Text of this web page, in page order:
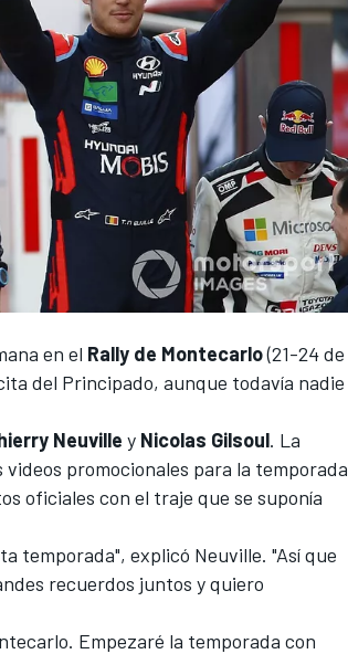
en el Rally de Montecarlo(21-24 de
del Principado, aunque todavía nadie
Neuville y Nicolas Gilsoul. La
promocionales para la temporada
oficiales con el traje que se suponía
temporada", explicó Neuville. "Así que
recuerdos juntos y quiero
Empezaré la temporada con